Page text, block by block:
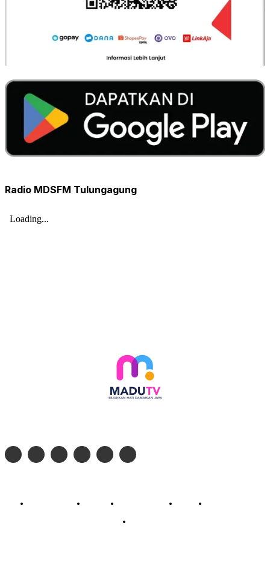
Radio MDSFM Tulungagung
Profil Madu TV Redaksi Pedoman Siber Kontak